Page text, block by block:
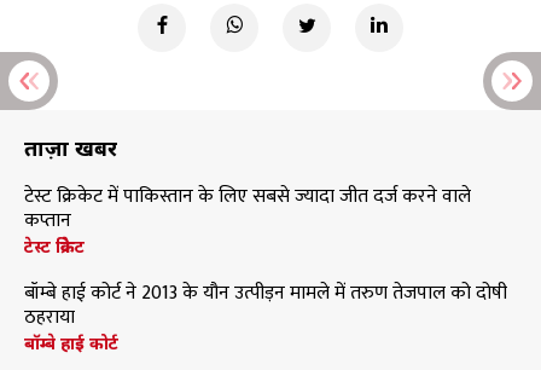
ताज़ा खबरें
टेस्ट क्रिकेट में पाकिस्तान के लिए सबसे ज्यादा जीत दर्ज करने वाले
कप्तान
टेस्ट क्रिकेट
बॉम्बे हाई कोर्ट ने 2013 के यौन उत्पीड़न मामले में तरुण तेजपाल को दोषी
ठहराया
बॉम्बे हाई कोर्ट